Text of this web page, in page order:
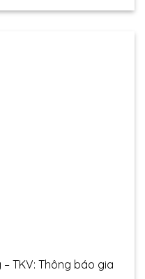
TKV: Thông báo gia